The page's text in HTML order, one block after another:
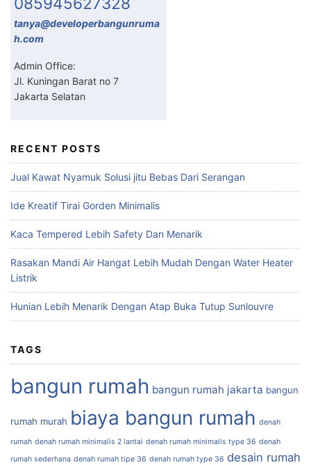
tanya@developerbangunruma
h.com
Admin Office:
Jl. Kuningan Barat no 7
Jakarta Selatan
RECENT POSTS
Jual Kawat Nyamuk Solusi jitu Bebas Dari Serangan
Ide Kreatif Tirai Gorden Minimalis
Kaca Tempered Lebih Safety Dan Menarik
Rasakan Mandi Air Hangat Lebih Mudah Dengan Water Heater
Listrik
Hunian Lebih Menarik Dengan Atap Buka Tutup Sunlouvre
TAGS
bangun rumah bangun rumah jakarta bangun
rumah murah biaya bangun rumah denah
rumah denah rumah minimalis 2 lantai denah rumah minimalis type 36 denah
rumah sederhana denah rumah tipe 36 denah rumah type 36 desain rumah